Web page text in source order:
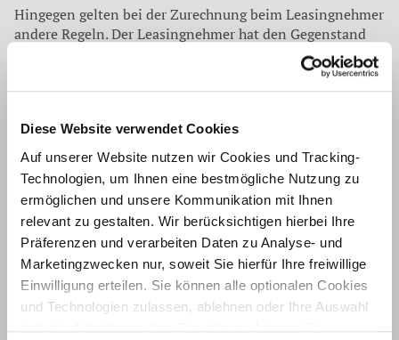
Diese Website verwendet Cookies
Auf unserer Website nutzen wir Cookies und Tracking-
Technologien, um Ihnen eine bestmögliche Nutzung zu
ermöglichen und unsere Kommunikation mit Ihnen
relevant zu gestalten. Wir berücksichtigen hierbei Ihre
Präferenzen und verarbeiten Daten zu Analyse- und
Marketingzwecken nur, soweit Sie hierfür Ihre freiwillige
Einwilligung erteilen. Sie können alle optionalen Cookies
und Technologien zulassen, ablehnen oder Ihre Auswahl
Hingegen gelten bei der Zurechnung beim Leasingnehmer
andere Regeln. Der Leasingnehmer hat den Gegenstand
mit den Anschaffungs- und Herstellungskosten zu
aktiveren und über die Nutzungsdauer abzuschreiben.
Ebenso hat der Leasingnehmer die Pflicht, eine
Leasingraten in einen Zins- und Kostenanteil sowie einen
Tilgungsanteil aufzuteilen. Der Zins- und Kostenanteil
stellt betrieblichen Aufwand dar, der Tilgungsanteil
mindert (erfolgsneutral) die Kaufpreisverbindlichkeit
gegenüber dem Leasinggeber. Der Leasinggeber muss eine
Kaufpreisforderung gegen den Leasingnehmer in Höhe der
den Leasingraten zugrunde gelegten
Anschaffungskosten/Herstellungskosten ausweisen.
Eine Aktivierung des Leasinggegenstandes beim
Leasingnehmer kann unter Umständen bei günstigen